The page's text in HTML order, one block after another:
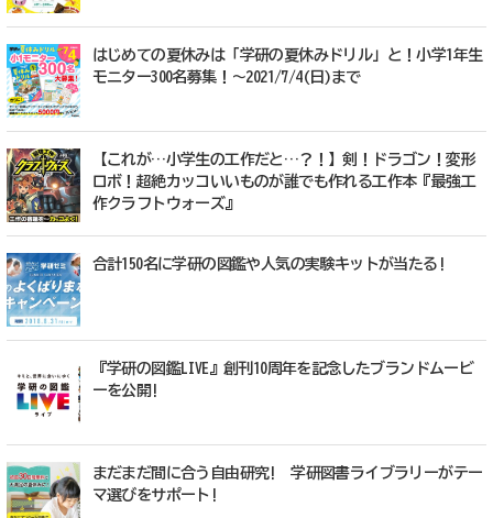
はじめての夏休みは「学研の夏休みドリル」と！小学1年生
モニター300名募集！～2021/7/4(日)まで
【これが…小学生の工作だと…？！】剣！ドラゴン！変形
ロボ！超絶カッコいいものが誰でも作れる工作本『最強工
作クラフトウォーズ』
合計150名に学研の図鑑や人気の実験キットが当たる!
『学研の図鑑LIVE』創刊10周年を記念したブランドムービ
ーを公開!
まだまだ間に合う自由研究! 学研図書ライブラリーがテー
マ選びをサポート!